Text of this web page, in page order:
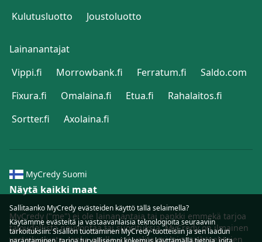
Kulutusluotto
Joustoluotto
Lainanantajat
Vippi.fi
Morrowbank.fi Ferratum.fi
Saldo.com
Fixura.fi
Omalaina.fi Etua.fi
Rahalaitos.fi
Sortter.fi
Axolaina.fi
MyCredy Suomi
Näytä kaikki maat
MyCredy ("me") ei ole lainanantaja tai pankki emmekä tarjoa
taloudellista neuvontaa tai suosituksia. MyCredy on ilmainen
vertailualusta, jonka avulla voit valita eri lainavaihtoehtojen
Sallitaanko MyCredy evästeiden käyttö tällä selaimella?
Käytämmeevästeitäja vastaavanlaisia teknologioita seuraaviin
tarkoituksiin: Sisällön tuottaminen MyCredy-tuotteisiin ja sen laadun